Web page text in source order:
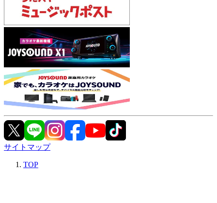
サイトマップ
TOP